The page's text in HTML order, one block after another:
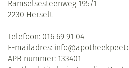
Ramselsesteenweg 195/1
2230 Herselt
Telefoon: 016 69 91 04
E-mailadres: info@
APB nummer: 133401